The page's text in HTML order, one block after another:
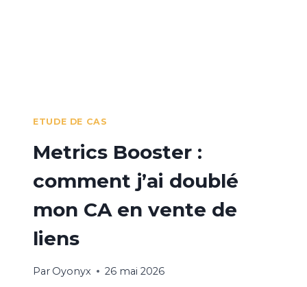
ETUDE DE CAS
Metrics Booster :
comment j’ai doublé
mon CA en vente de
liens
Par Oyonyx 26 mai 2026